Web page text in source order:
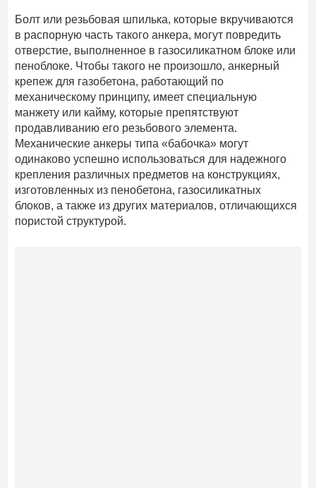
Болт или резьбовая шпилька, которые вкручиваются
в распорную часть такого анкера, могут повредить
отверстие, выполненное в газосиликатном блоке или
пеноблоке. Чтобы такого не произошло, анкерный
крепеж для газобетона, работающий по
механическому принципу, имеет специальную
манжету или кайму, которые препятствуют
продавливанию его резьбового элемента.
Механические анкеры типа «бабочка» могут
одинаково успешно использоваться для надежного
крепления различных предметов на конструкциях,
изготовленных из пенобетона, газосиликатных
блоков, а также из других материалов, отличающихся
пористой структурой.